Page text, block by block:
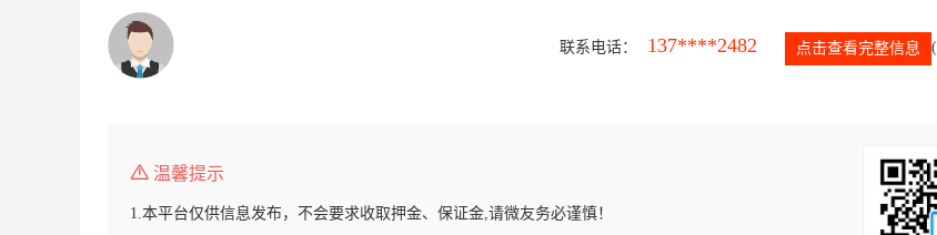
联系电话： 137****2482 点击查看完整信息
温馨提示
1.本平台仅供信息发布，不会要求收取押金、保证金,请微友务必谨慎！